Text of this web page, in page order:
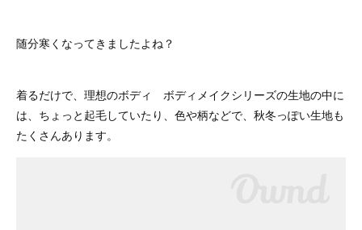
随分寒くなってきましたよね？
着るだけで、理想のボディ ボディメイクシリーズの生地の中に
は、ちょっと起毛していたり、色や柄などで、秋冬っぽい生地も
たくさんあります。